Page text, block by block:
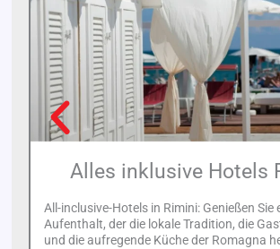
Alles inklusive Hotels
All-inclusive-Hotels in Rimini: Genießen Sie
Aufenthalt, der die lokale Tradition, die
und die aufregende Küche der Romagna